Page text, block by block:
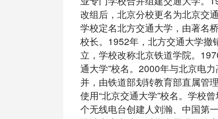
改组后，北京分校更名为北京交
学校定名北方交通大学，由著名
校长。1952年，北方交通大学撤
立，学校改称北京铁道学院。
通大学”校名。2000年与北京电
并，由铁道部划转教育部直属管
使用“北京交通大学”校名。学校
个无线电台创建人刘瀚、中国第